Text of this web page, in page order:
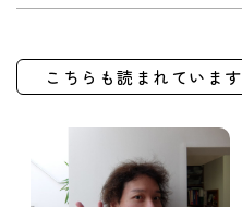
こちらも読まれています